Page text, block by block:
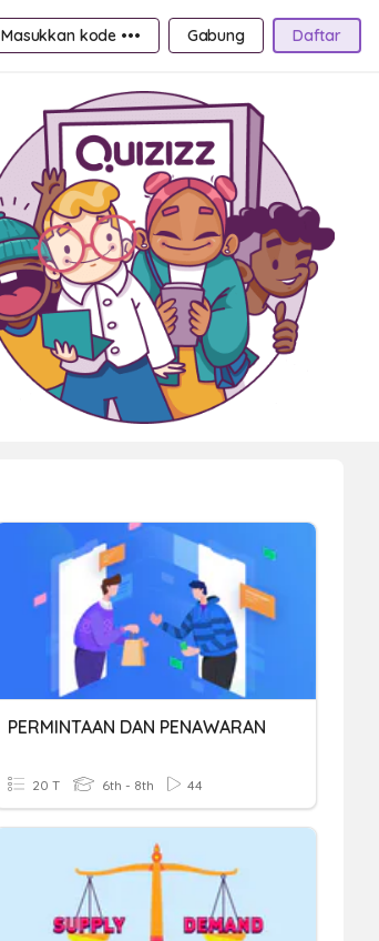
Masukkan kode ••• Gabung Daftar
PERMINTAAN DAN PENAWARAN
20 T 6th - 8th 44